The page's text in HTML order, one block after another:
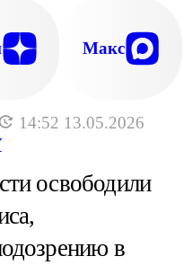
14:52 13.05.2026
Макс
освободили
в